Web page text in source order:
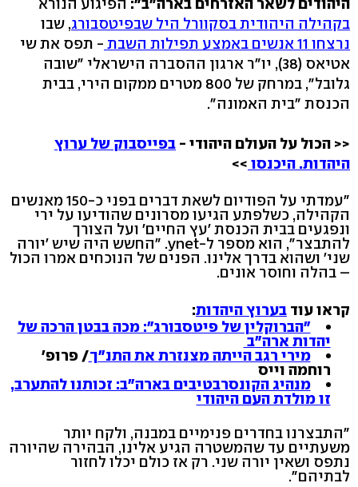
בקהילה היהודית בסקוורל היל שבפיטסבורג, שבו
נרצחו 11 אנשים באמצע תפילות השבת
- תפס את שי
אטיאס (38), יו"ר ארגון ההסברה הישראלי "שובה
גלובל", במרחק של 800 מטרים ממקום הירי, בבית
הכנסת "בית האמונה".
<< הכול על העולם היהודי - בפייסבוק של ערוץ
היהדות. היכנסו >>
"עמדתי על הפודיום לשאת דברים בפני כ-150 מאנשים
הקהילה, כשלפתע הגיעו מסרונים שהודיעו על ירי
ונפגעים בבית הכנסת 'עץ החיים' ועל הצורך
להתבצר", הוא מספר ל-ynet. "החשש היה שיש 'יורה
שני' ושהוא בדרך אלינו. הפנים של הנוכחים אמרו הכול
– בהלה וחוסר אונים.
קראו עוד בערוץ היהדות:
"הברוקלין של פיטסבורג": מכה בבטן הרכה של
יהדות ארה"ב
מירי רגב הייתה מצנזרת את התנ"ך/ פרופ'
רוחמה וייס
מנהיג הקונסרבטיבים בארה"ב: זכותנו להתערב,
זו מולדת העם היהודי
"התבצרנו בחדרים פנימיים במבנה, ולקח יותר
משעתיים עד שהמשטרה הגיע אלינו, הבהירה שהיורה
נתפס ושאין יורה שני. רק אז כולם יכלו לחזור
לבתיהם".